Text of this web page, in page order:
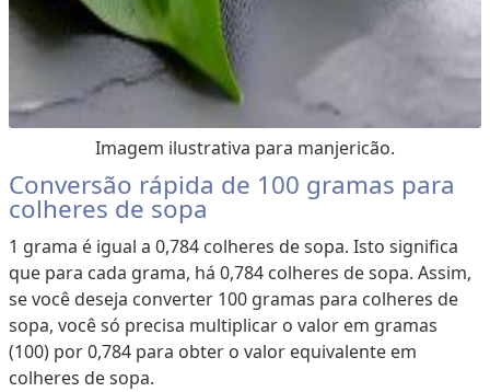
e
e
r
a
t
u
r
a
Imagem ilustrativa para manjericão.
Conversão rápida de 100 gramas para
colheres de sopa
1 grama é igual a 0,784 colheres de sopa. Isto significa
que para cada grama, há 0,784 colheres de sopa. Assim,
se você deseja converter 100 gramas para colheres de
sopa, você só precisa multiplicar o valor em gramas
(100) por 0,784 para obter o valor equivalente em
colheres de sopa.